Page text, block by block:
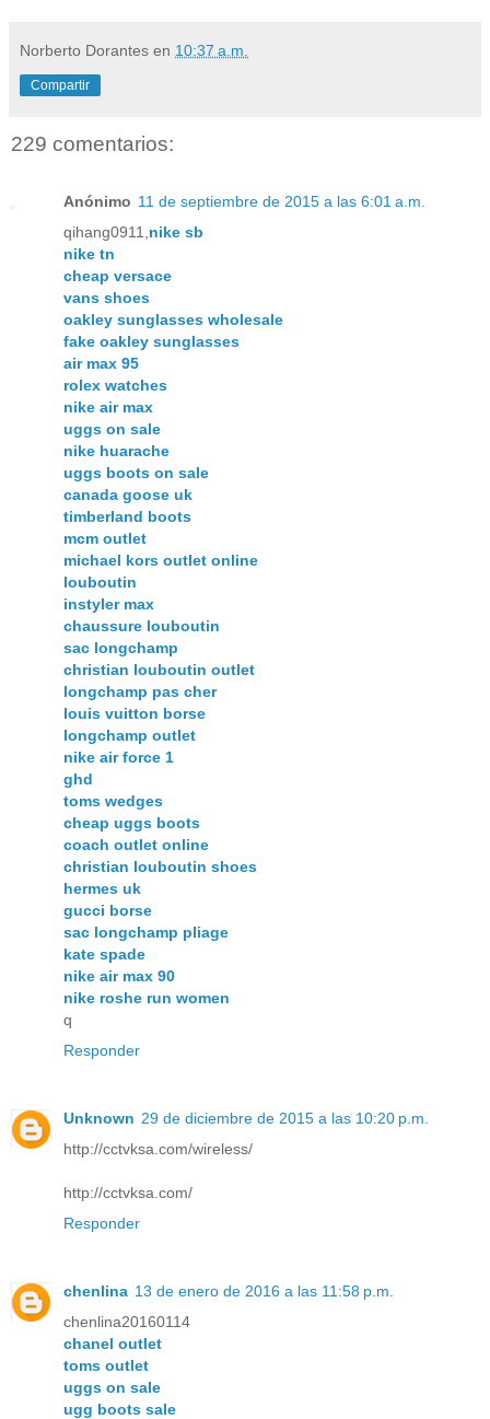
Norberto Dorantes en 10:37 a.m.
Compartir
229 comentarios:
Anónimo 11 de septiembre de 2015 a las 6:01 a.m.
qihang0911, nike sb
nike tn
cheap versace
vans shoes
oakley sunglasses wholesale
fake oakley sunglasses
air max 95
rolex watches
nike air max
uggs on sale
nike huarache
uggs boots on sale
canada goose uk
timberland boots
mcm outlet
michael kors outlet online
louboutin
instyler max
chaussure louboutin
sac longchamp
christian louboutin outlet
longchamp pas cher
louis vuitton borse
longchamp outlet
nike air force 1
ghd
toms wedges
cheap uggs boots
coach outlet online
christian louboutin shoes
hermes uk
gucci borse
sac longchamp pliage
kate spade
nike air max 90
nike roshe run women
q
Responder
Unknown 29 de diciembre de 2015 a las 10:20 p.m.
http://cctvksa.com/wireless/
http://cctvksa.com/
Responder
chenlina 13 de enero de 2016 a las 11:58 p.m.
chenlina20160114
chanel outlet
toms outlet
uggs on sale
ugg boots sale